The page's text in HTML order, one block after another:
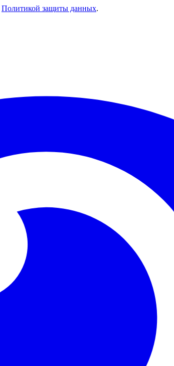
Политикой защиты данных.